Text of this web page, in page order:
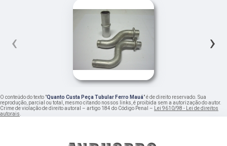
‹ ›
O conteúdo do texto "Quanto Custa Peça Tubular Ferro Mauá" é de direito reservado. Sua
reprodução, parcial ou total, mesmo citando nossos links, é proibida sem a autorização do autor.
Crime de violação de direito autoral – artigo 184 do Código Penal – Lei 9610/98 - Lei de direitos
autorais.